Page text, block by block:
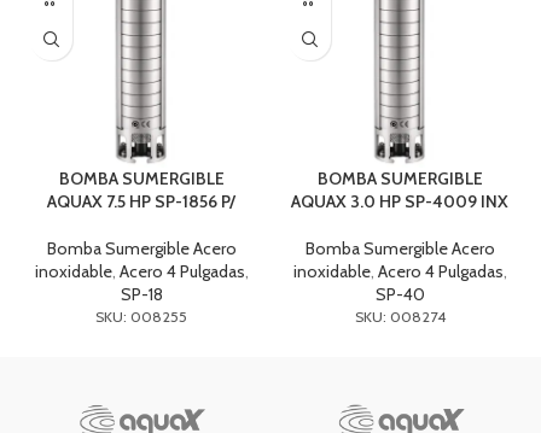
BOMBA SUMERGIBLE
AQUAX 7.5 HP SP-1856 P/
Bomba Sumergible Acero
inoxidable, Acero 4 Pulgadas,
SP-18
SKU: 008255
BOMBA SUMERGIBLE
AQUAX 3.0 HP SP-4009 INX
Bomba Sumergible Acero
inoxidable, Acero 4 Pulgadas,
SP-40
SKU: 008274